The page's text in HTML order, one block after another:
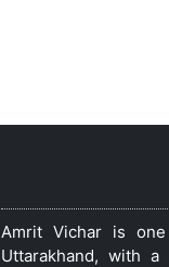
Amrit Vichar is
Uttarakhand, with